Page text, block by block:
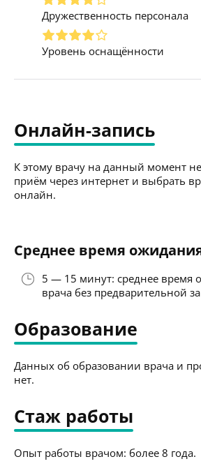
Дружественность персонала
Уровень оснащённости
Онлайн-запись
К этому врачу на данный момент
приём через интернет и выбрать
онлайн.
Среднее время
5 — 15 минут: среднее время
врача без предварительной
Образование
Данных об образовании врача и
нет.
Стаж работы
Опыт работы врачом: более 8 года.